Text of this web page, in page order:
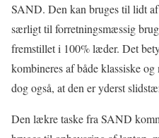
SAND. Den kan bruges til lidt
særligt til forretningsmæssig
fremstillet i 100% læder. Det
kombineres af både klassiske
dog også, at den er yderst
Den lækre taske fra SAND